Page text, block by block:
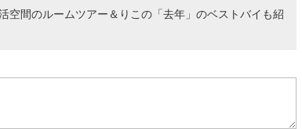
空間のルームツアー＆りこの「去年」のベストバイも紹